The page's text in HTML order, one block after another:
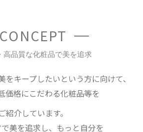
高品質な化粧品で美を追求
CONCEPT
をキープしたいという方に向けて、
価格にこだわる化粧品等を
ご紹介しています。
美を追求し、もっと自分を